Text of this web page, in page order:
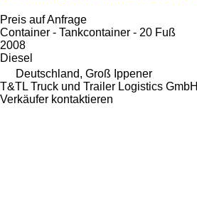
Preis auf Anfrage
Container - Tankcontainer - 20 Fuß
2008
Diesel
Deutschland, Groß Ippener
T&TL Truck und Trailer Logistics GmbH
Verkäufer kontaktieren